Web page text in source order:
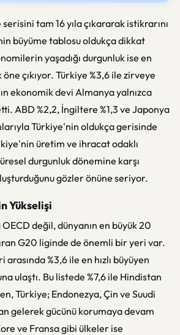
serisini tam 16 yıla çıkararak istikrarını
büyüme tablosu oldukça dikkat
yaşadığı durgunluk ise en
çıkıyor. Türkiye %3,6 ile zirveye
ekonomik devi Almanya yalnızca
ABD %2,2, İngiltere %1,3 ve Japonya
Türkiye'nin oldukça gerisinde
üretim ve ihracat odaklı
durgunluk dönemine karşı
gözler önüne seriyor.
Yükselişi
değil, dünyanın en büyük 20
G20 liginde de önemli bir yeri var.
%3,6 ile en hızlı büyüyen
ulaştı. Bu listede %7,6 ile Hindistan
Türkiye; Endonezya, Çin ve Suudi
gelerek gücünü korumaya devam
ve Fransa gibi ülkeler ise